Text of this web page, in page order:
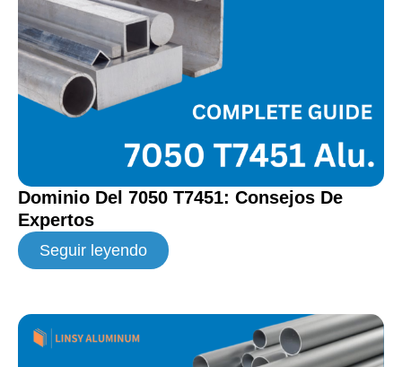
Dominio Del 7050 T7451: Consejos De
Expertos
Seguir leyendo